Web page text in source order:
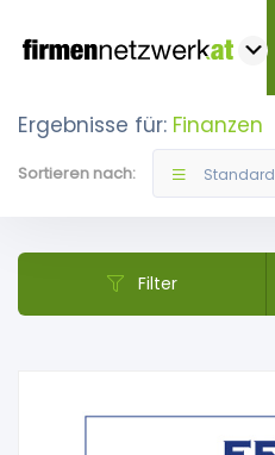
Ergebnisse für: Finanzen
Sortieren nach: Standard
Filter